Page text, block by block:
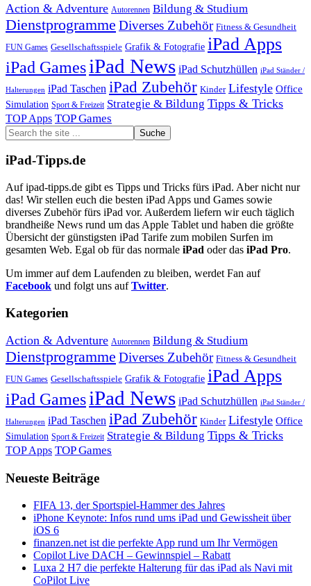
Action & Adventure Autorennen Bildung & Studium
Dienstprogramme Diverses Zubehör Fitness & Gesundheit
FUN Games Gesellschaftsspiele Grafik & Fotografie iPad Apps
iPad GamesiPad News iPad Schutzhüllen iPad Ständer /
Halterungen iPad Taschen iPad Zubehör Kinder Lifestyle Office
Simulation Sport & Freizeit Strategie & Bildung Tipps & Tricks
TOP Apps TOP Games
Footer
Search
the
site
...
iPad-Tipps.de
Auf ipad-tipps.de gibt es Tipps und Tricks fürs iPad. Aber nicht nur
das! Wir stellen euch die besten iPad Apps und Games sowie
diverses Zubehör fürs iPad vor. Außerdem liefern wir euch täglich
brandheiße News rund um das Apple Tablet und haben die größte
Übersicht der günstigsten iPad Tarife zum mobilen Surfen im
gesamten Web. Egal ob für das normale iPad oder das iPad Pro.
Um immer auf dem Laufenden zu bleiben, werdet Fan auf
Facebook und folgt uns aufTwitter.
Kategorien
Action & Adventure Autorennen Bildung & Studium
Dienstprogramme Diverses Zubehör Fitness & Gesundheit
FUN Games Gesellschaftsspiele Grafik & Fotografie iPad Apps
iPad GamesiPad News iPad Schutzhüllen iPad Ständer /
Halterungen iPad Taschen iPad Zubehör Kinder Lifestyle Office
Simulation Sport & Freizeit Strategie & Bildung Tipps & Tricks
TOP Apps TOP Games
Neueste Beiträge
FIFA 13, der Sportspiel-Hammer des Jahres
iPhone Keynote: Infos rund ums iPad und Gewissheit über
iOS 6
finanzen.net ist die perfekte App rund um Ihr Vermögen
Copilot Live DACH – Gewinnspiel – Rabatt
Luxa 2 H7 die perfekte Halterung für das iPad als Navi mit
CoPilot Live